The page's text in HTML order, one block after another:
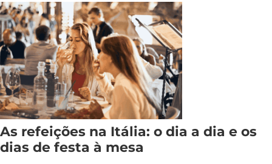
As refeições na Itália: o dia a dia e os
dias de festa à mesa